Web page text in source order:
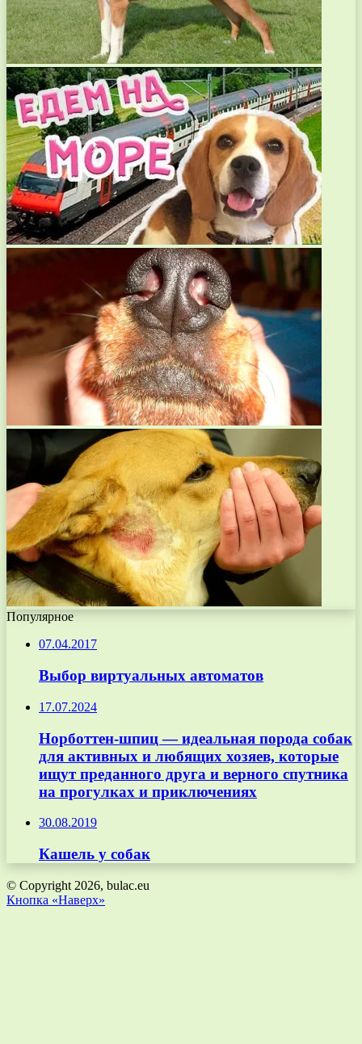
Популярное
07.04.2017
Выбор виртуальных автоматов
17.07.2024
Норботтен-шпиц — идеальная порода собак
для активных и любящих хозяев, которые
ищут преданного друга и верного спутника
на прогулках и приключениях
30.08.2019
Кашель у собак
© Copyright 2026, bulac.eu
Кнопка «Наверх»